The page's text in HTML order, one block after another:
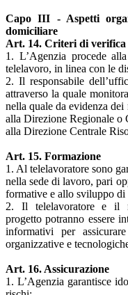
Capo III - Aspetti
domiciliare
Art. 14. Criteri di verifica
1. L’Agenzia procede
telelavoro, in linea con le
2. Il responsabile
attraverso la quale
nella quale da evidenza
alla Direzione Regionale o
alla Direzione Centrale
Art. 15. Formazione
1. Al telelavoratore sono
nella sede di lavoro, pari
formative e allo sviluppo di
2. Il telelavoratore e il
progetto potranno essere
informativi per
organizzative e
Art. 16. Assicurazione
1. L’Agenzia garantisce